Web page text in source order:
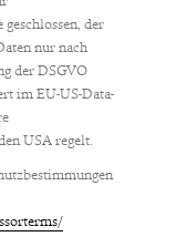
der
nur nach
der DSGVO
im EU-US-Data-
USA regelt.